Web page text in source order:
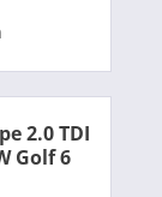
2.0 TDI
Golf 6